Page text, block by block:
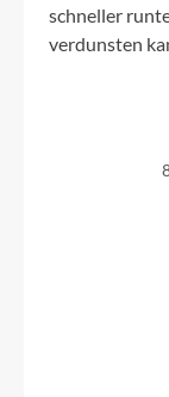
schneller
verdunsten